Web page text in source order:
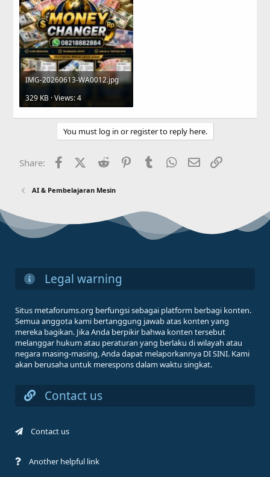
IMG-20260613-WA0012.jpg
329 KB · Views: 4
You must log in or register to reply here.
Share: FacebookX (Twitter)
Reddit PinterestTumblr WhatsApp
Email
AI & Pembelajaran Mesin
Legal warning
Situs metaforums.org berfungsi sebagai platform berbagi konten.
Semua anggota kami bertanggung jawab atas konten yang
mereka bagikan. Jika Anda berpikir bahwa konten tersebut
melanggar hukum atau peraturan yang berlaku di wilayah atau
negara masing-masing, Anda dapat melaporkannya DI SINI. Kami
akan berusaha untuk merespons dalam waktu singkat.
Contact us
Contact us
Another helpful link